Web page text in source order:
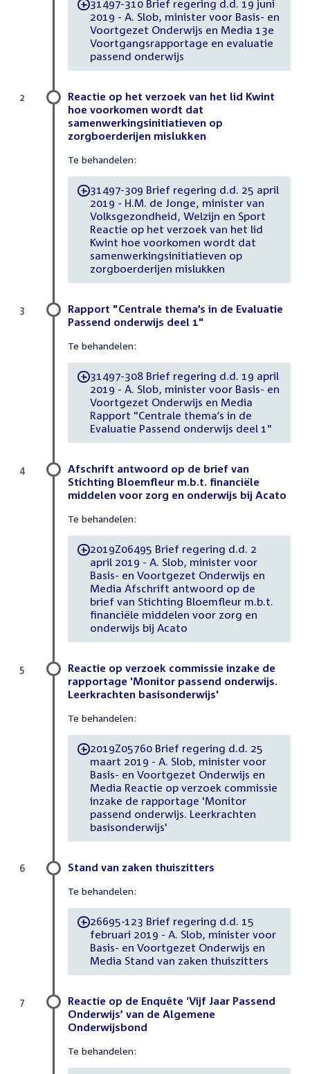
-31497-310 Brief regering d.d. 19 juni
2019 - A. Slob, minister voor Basis- en
Voortgezet Onderwijs en Media 13e
Voortgangsrapportage en evaluatie
passend onderwijs
Reactie op het verzoek van het lid Kwint
hoe voorkomen wordt dat
samenwerkingsinitiatieven op
zorgboerderijen mislukken
Te behandelen:
-31497-309 Brief regering d.d. 25 april
2019 - H.M. de Jonge, minister van
Volksgezondheid, Welzijn en Sport
Reactie op het verzoek van het lid
Kwint hoe voorkomen wordt dat
samenwerkingsinitiatieven op
zorgboerderijen mislukken
2
Rapport "Centrale thema’s in de Evaluatie
Passend onderwijs deel 1"
Te behandelen:
-31497-308 Brief regering d.d. 19 april
2019 - A. Slob, minister voor Basis- en
Voortgezet Onderwijs en Media
Rapport "Centrale thema’s in de
Evaluatie Passend onderwijs deel 1"
3
Afschrift antwoord op de brief van
Stichting Bloemfleur m.b.t. financiële
middelen voor zorg en onderwijs bij Acato
Te behandelen:
-2019Z06495 Brief regering d.d. 2
april 2019 - A. Slob, minister voor
Basis- en Voortgezet Onderwijs en
Media Afschrift antwoord op de
brief van Stichting Bloemfleur m.b.t.
financiële middelen voor zorg en
onderwijs bij Acato
4
Reactie op verzoek commissie inzake de
rapportage 'Monitor passend onderwijs.
Leerkrachten basisonderwijs'
Te behandelen:
-2019Z05760 Brief regering d.d. 25
maart 2019 - A. Slob, minister voor
Basis- en Voortgezet Onderwijs en
Media Reactie op verzoek commissie
inzake de rapportage 'Monitor
passend onderwijs. Leerkrachten
basisonderwijs'
5
Stand van zaken thuiszitters
Te behandelen:
-26695-123 Brief regering d.d. 15
februari 2019 - A. Slob, minister voor
Basis- en Voortgezet Onderwijs en
Media Stand van zaken thuiszitters
6
Reactie op de Enquête ‘Vijf Jaar Passend
Onderwijs’ van de Algemene
Onderwijsbond
Te behandelen:
7